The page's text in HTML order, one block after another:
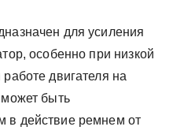
для усиления
особенно при низкой
двигателя на
может быть
в действие ремнем от